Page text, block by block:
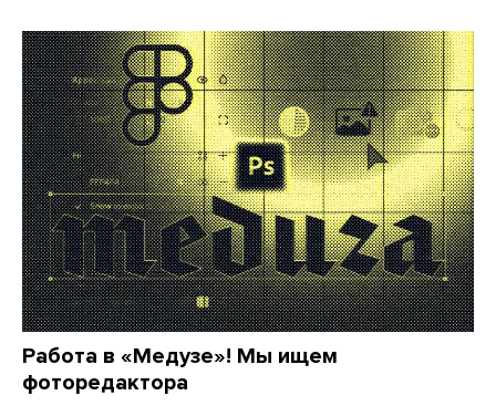
Работа в «Медузе»! Мы ищем
фоторедактора